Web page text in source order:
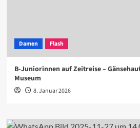
Damen Flash
B-Juniorinnen auf Zeitreise –
Museum
8. Januar 2026